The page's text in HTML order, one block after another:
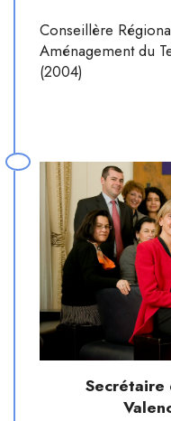
Conseillère
Aménagement du
(2004)
Secrétaire